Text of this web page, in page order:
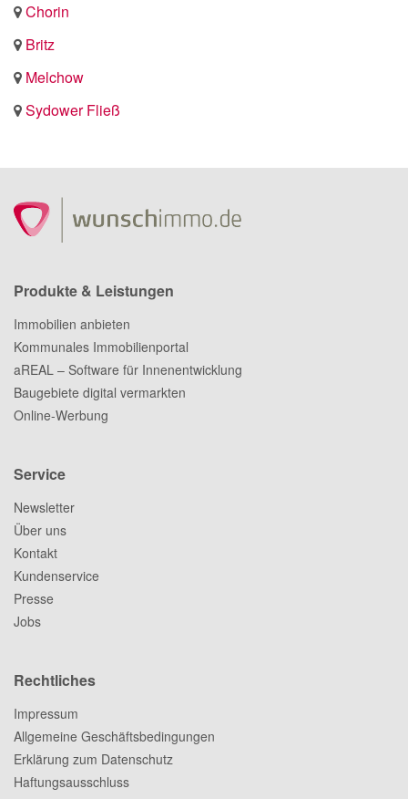
Chorin
Britz
Melchow
Sydower Fließ
Produkte & Leistungen
Immobilien anbieten
Kommunales Immobilienportal
aREAL – Software für Innenentwicklung
Baugebiete digital vermarkten
Online-Werbung
Service
Newsletter
Über uns
Kontakt
Kundenservice
Presse
Jobs
Rechtliches
Impressum
Allgemeine Geschäftsbedingungen
Erklärung zum Datenschutz
Haftungsausschluss